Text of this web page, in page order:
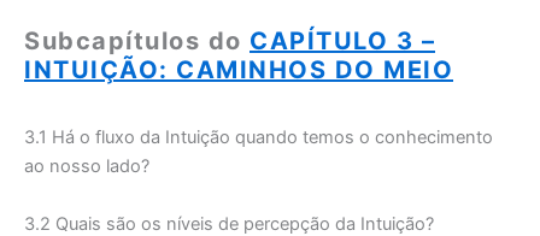
Subcapítulos do CAPÍTULO 3 –
INTUIÇÃO: CAMINHOS DO MEIO
3.1 Há o fluxo da Intuição quando temos o conhecimento
ao nosso lado?
3.2 Quais são os níveis de percepção da Intuição?